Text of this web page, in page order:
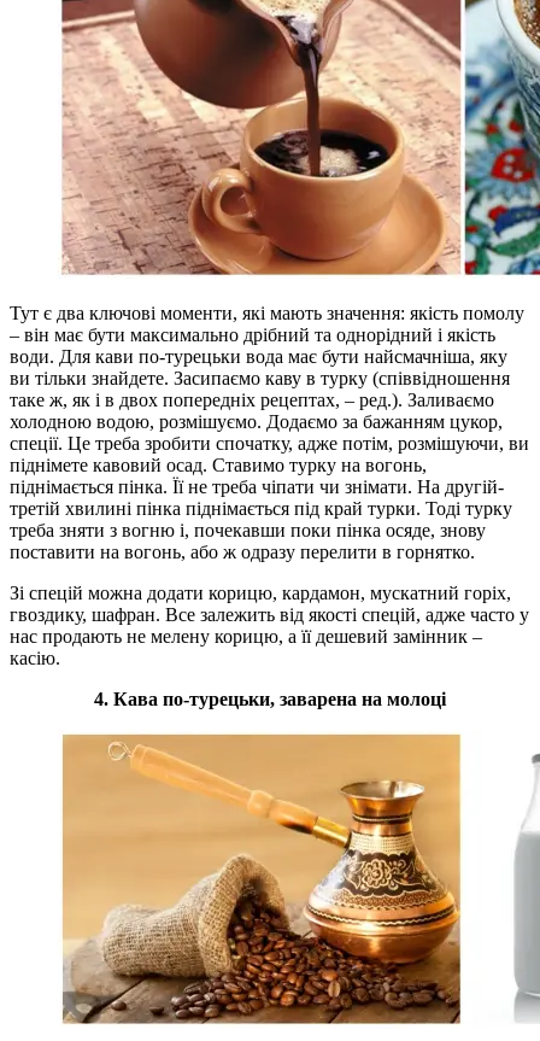
Тут є два ключові моменти, які мають значення: якість помолу
– він має бути максимально дрібний та однорідний і якість
води. Для кави по-турецьки вода має бути найсмачніша, яку
ви тільки знайдете. Засипаємо каву в турку (співвідношення
таке ж, як і в двох попередніх рецептах, – ред.). Заливаємо
холодною водою, розмішуємо. Додаємо за бажанням цукор,
спеції. Це треба зробити спочатку, адже потім, розмішуючи, ви
піднімете кавовий осад. Ставимо турку на вогонь,
піднімається пінка. Її не треба чіпати чи знімати. На другій-
третій хвилині пінка піднімається під край турки. Тоді турку
треба зняти з вогню і, почекавши поки пінка осяде, знову
поставити на вогонь, або ж одразу перелити в горнятко.
Зі спецій можна додати корицю, кардамон, мускатний горіх,
гвоздику, шафран. Все залежить від якості спецій, адже часто у
нас продають не мелену корицю, а її дешевий замінник –
касію.
4. Кава по-турецьки, заварена на молоці